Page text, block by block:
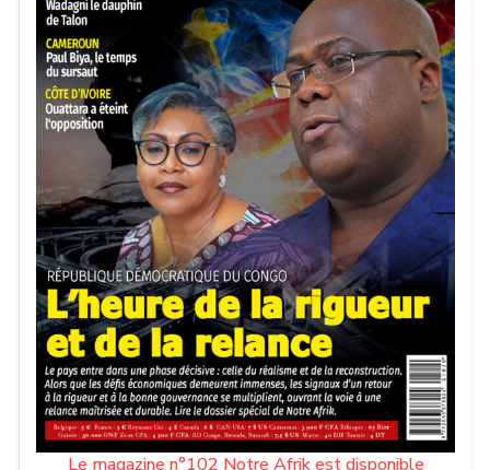
Le magazine n°102 Notre Afrik est disponible